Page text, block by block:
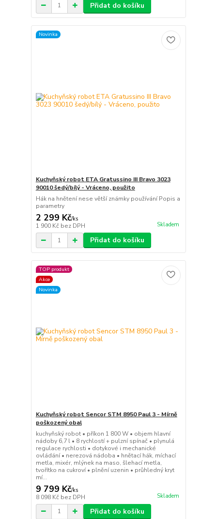
Přidat do košíku
Novinka
Kuchyňský robot ETA Gratussino III Bravo 3023
90010 šedý/bílý - Vráceno, použito
Hák na hnětení nese větší známky používání Popis a
parametry
2 299 Kč/ks
1 900 Kč bez DPH Skladem
Přidat do košíku
TOP produkt
Akce
Novinka
Kuchyňský robot Sencor STM 8950 Paul 3 - Mírně
poškozený obal
kuchyňský robot • příkon 1 800 W • objem hlavní
nádoby 6,7 l • 8 rychlostí + pulzní spínač • plynulá
regulace rychlosti • dotykové i mechanické
ovládání • nerezová nádoba • hnětací hák, míchací
metla, mixér, mlýnek na maso, šlehací metla,
tvořítko na cukroví • plnění uzenin • průhledný kryt
mí...
9 799 Kč/ks
8 098 Kč bez DPH Skladem
Přidat do košíku